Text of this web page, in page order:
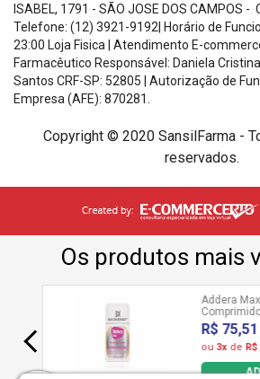
ISABEL, 1791 - SÃO JOSE DOS CAMPOS -
Telefone: (12) 3921-9192| Horário de
23:00 Loja Fisica | Atendimento E-
Farmacêutico Responsável: Daniela
Santos CRF-SP: 52805 |
Autorização de
Empresa (AFE): 870281.
Copyright © 2020 SansilFarma -
reservados.